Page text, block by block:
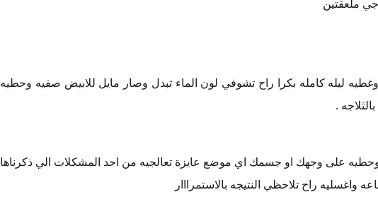
ملعقتين
وغطيه ليله كامله بكرا راح تشوفي لون الماء تبدل وصار مايل للابيض صفيه وحطيه
.
على وجهك او جسمك اي موضع عايزة تعالجيه من احد المشكلات الي ذكرناها
راح تلاحظي النتيجه بالاستمرااار